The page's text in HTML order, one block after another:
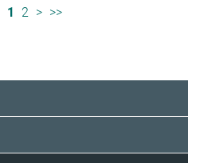
1 2 > >>